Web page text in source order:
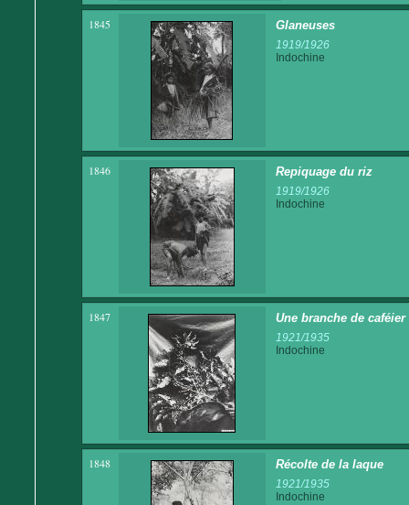
1845 Glaneuses
1919/1926
Indochine
1846 Repiquage du riz
1919/1926
Indochine
1847 Une branche de caféier
1921/1935
Indochine
1848 Récolte de la laque
1921/1935
Indochine